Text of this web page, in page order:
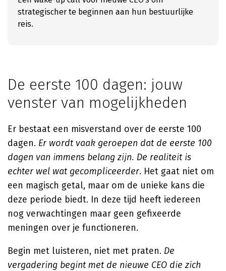
strategischer te beginnen aan hun bestuurlijke
reis.
De eerste 100 dagen: jouw
venster van mogelijkheden
Er bestaat een misverstand over de eerste 100
dagen. Er wordt vaak geroepen dat de eerste 100
dagen van immens belang zijn. De realiteit is
echter wel wat gecompliceerder. Het gaat niet om
een magisch getal, maar om de unieke kans die
deze periode biedt. In deze tijd heeft iedereen
nog verwachtingen maar geen gefixeerde
meningen over je functioneren.
Begin met luisteren, niet met praten. De
vergadering begint met de nieuwe CEO die zich